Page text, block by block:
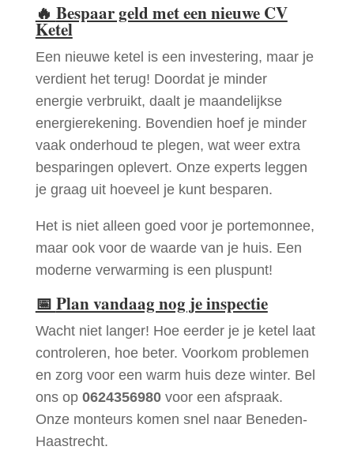
🔥 Bespaar geld met een nieuwe CV
Ketel
Een nieuwe ketel is een investering, maar je
verdient het terug! Doordat je minder
energie verbruikt, daalt je maandelijkse
energierekening. Bovendien hoef je minder
vaak onderhoud te plegen, wat weer extra
besparingen oplevert. Onze experts leggen
je graag uit hoeveel je kunt besparen.
Het is niet alleen goed voor je portemonnee,
maar ook voor de waarde van je huis. Een
moderne verwarming is een pluspunt!
📅 Plan vandaag nog je inspectie
Wacht niet langer! Hoe eerder je je ketel laat
controleren, hoe beter. Voorkom problemen
en zorg voor een warm huis deze winter. Bel
ons op 0624356980voor een afspraak.
Onze monteurs komen snel naar Beneden-
Haastrecht.